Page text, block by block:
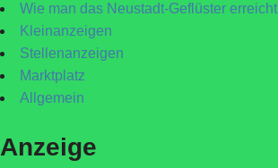
Wie man das Neustadt-Geflüster erreicht
Kleinanzeigen
Stellenanzeigen
Marktplatz
Allgemein
Anzeige